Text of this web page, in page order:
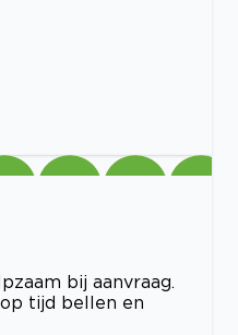
bij aanvraag.
tijd bellen en